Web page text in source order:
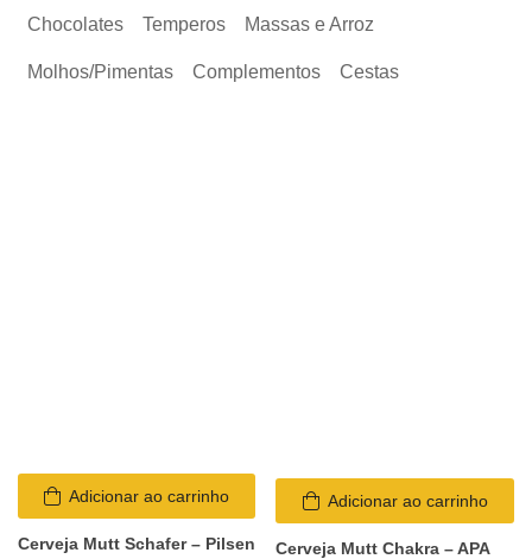
Chocolates Temperos Massas e Arroz
Molhos/Pimentas Complementos Cestas
Adicionar ao carrinho
Cerveja Mutt Schafer – Pilsen
Adicionar ao carrinho
Cerveja Mutt Chakra – APA